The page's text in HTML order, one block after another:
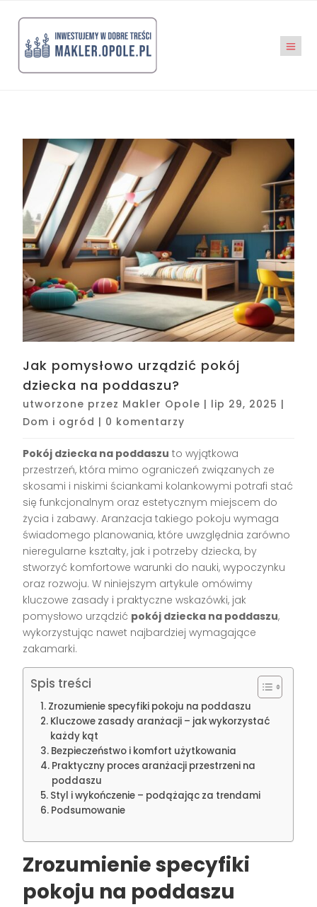
Jak pomysłowo urządzić pokój
dziecka na poddaszu?
utworzone przez Makler Opole | lip 29, 2025 |
Dom i ogród | 0 komentarzy
Pokój dziecka na poddaszu to wyjątkowa
przestrzeń, która mimo ograniczeń związanych ze
skosami i niskimi ściankami kolankowymi potrafi stać
się funkcjonalnym oraz estetycznym miejscem do
życia i zabawy. Aranżacja takiego pokoju wymaga
świadomego planowania, które uwzględnia zarówno
nieregularne kształty, jak i potrzeby dziecka, by
stworzyć komfortowe warunki do nauki, wypoczynku
oraz rozwoju. W niniejszym artykule omówimy
kluczowe zasady i praktyczne wskazówki, jak
pomysłowo urządzić pokój dziecka na poddaszu,
wykorzystując nawet najbardziej wymagające
zakamarki.
Spis treści
Zrozumienie specyfiki pokoju na poddaszu
Kluczowe zasady aranżacji – jak wykorzystać
każdy kąt
Bezpieczeństwo i komfort użytkowania
Praktyczny proces aranżacji przestrzeni na
poddaszu
Styl i wykończenie – podążając za trendami
Podsumowanie
Zrozumienie specyfiki
pokoju na poddaszu